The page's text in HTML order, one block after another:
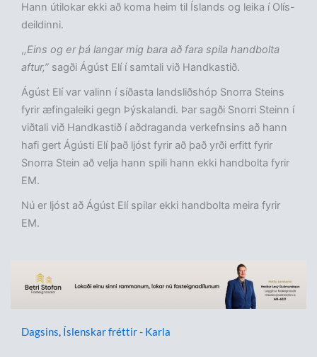
Hann útilokar ekki að koma heim til Íslands og leika í Olís-
deildinni.
,,Eins og er þá langar mig bara að fara spila handbolta
aftur,” sagði Ágúst Elí í samtali við Handkastið.
Ágúst Elí var valinn í síðasta landsliðshóp Snorra Steins
fyrir æfingaleiki gegn Þýskalandi. Þar sagði Snorri Steinn í
viðtali við Handkastið í aðdraganda verkefnsins að hann
hafi gert Ágústi Elí það ljóst fyrir að það yrði erfitt fyrir
Snorra Stein að velja hann spili hann ekki handbolta fyrir
EM.
Nú er ljóst að Ágúst Elí spilar ekki handbolta meira fyrir
EM.
Dagsins, Íslenskar fréttir - Karla